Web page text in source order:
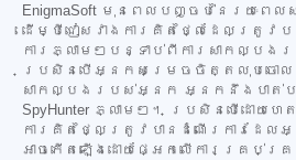
EnigmaSoft មុនពេលបញ្ចប់នៃរយៈពេល
ដើម្បីជៀសវាងការគិតថ្លៃដែលត្រូវ
ការភ្លាមៗបន្ទាប់ពីការសាកល្ប
ប្រសិនបើអ្នកសម្រេចចិត្តលុបចោ
សាកល្បងរបស់អ្នក អ្នកនឹងបាត់
SpyHunter ភ្លាមៗ។ ប្រសិនបើដោយហ
ការគិតថ្លៃត្រូវបានដំណើរការដែល
អាចកើតឡើងដោយផ្អែកលើការគ្រប់